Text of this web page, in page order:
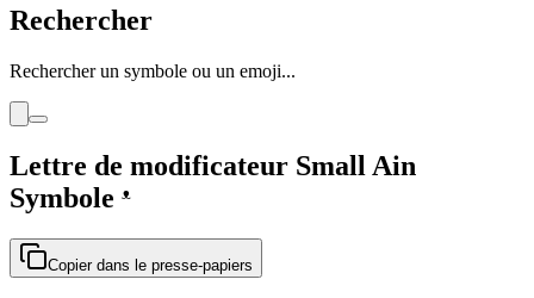
Rechercher
Rechercher un symbole ou un emoji...
Lettre de modificateur Small Ain
Symbole ᵜ
Copier dans le presse-papiers